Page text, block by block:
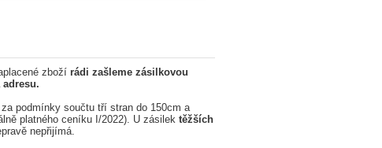
zboží rádi zašleme zásilkovou
podmínky součtu tří stran do 150cm a
platného ceníku I/2022). U zásilek těžších
nepřijímá.